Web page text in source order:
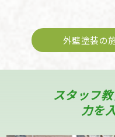
外壁塗装の
スタッフ
力を